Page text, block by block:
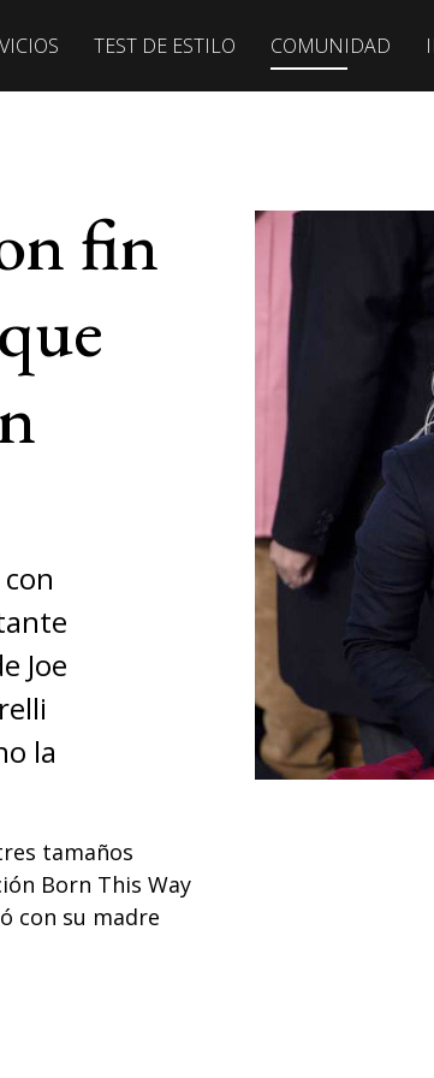
TEST DE ESTILO COMUNIDAD
fin
Joe
la
tamaños
Born This Way
con su madre